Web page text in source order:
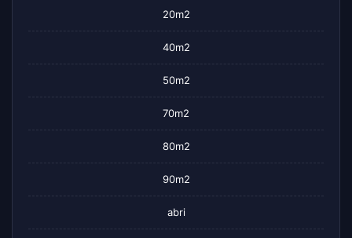
20m2
40m2
50m2
70m2
80m2
90m2
abri